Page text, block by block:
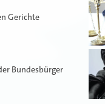
Gerichte
Bundesbürger